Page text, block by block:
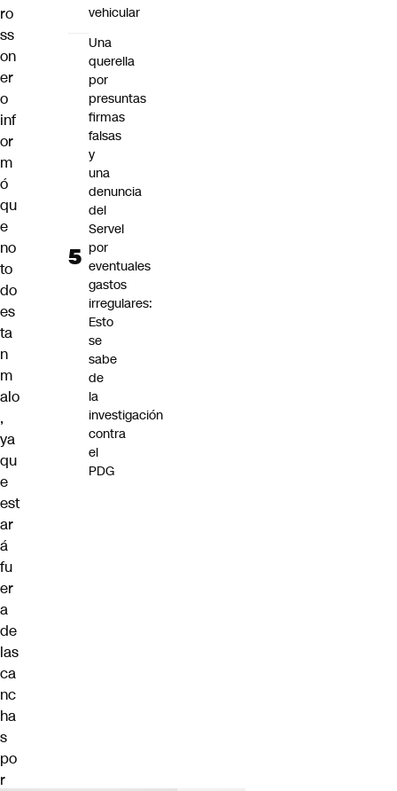
ro
ss
on
er
o
inf
or
m
ó
qu
e
no
to
do
es
ta
n
m
alo
,
ya
qu
e
est
ar
á
fu
er
a
de
las
ca
nc
ha
s
po
r
vehicular
Una
querella
por
presuntas
firmas
falsas
y
una
denuncia
del
Servel
por
eventuales
gastos
irregulares:
Esto
se
sabe
de
la
investigación
contra
el
PDG